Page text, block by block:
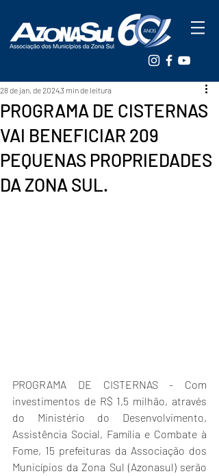
PROGRAMA DE CISTERNAS
VAI BENEFICIAR 209
PEQUENAS PROPRIEDADES
DA ZONA SUL.
28 de jan. de 20243 min de leitura
PROGRAMA DE CISTERNAS - Com
investimentos de R$ 1,5 milhão, através
do Ministério do Desenvolvimento,
Assistência Social, Família e Combate à
Fome, 15 prefeituras da Associação dos
Municípios da Zona Sul (Azonasul) serão